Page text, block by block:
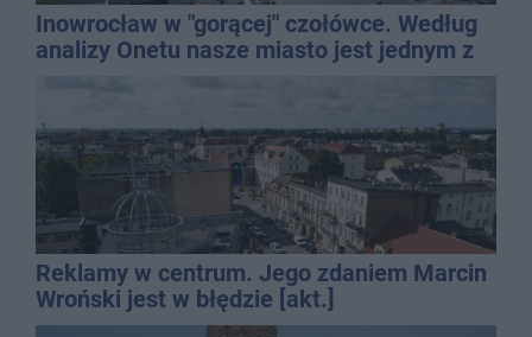
Inowrocław w "gorącej" czołówce. Według
analizy Onetu nasze miasto jest jednym z
Reklamy w centrum. Jego zdaniem Marcin
Wroński jest w błędzie [akt.]